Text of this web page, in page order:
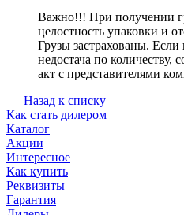
Важно!!! При получении
целостность упаковки и
Грузы застрахованы.
недостача по количеству,
акт с представителями
Назад к списку
Как стать дилером
Каталог
Акции
Интересное
Как купить
Реквизиты
Гарантия